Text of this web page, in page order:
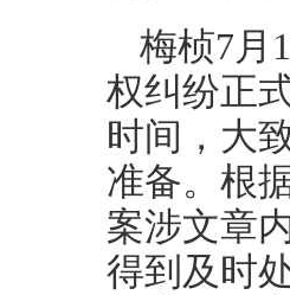
梅桢7月
权纠纷正
时间，大
准备。根
案涉文章
得到及时